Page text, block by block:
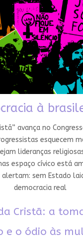
à
avança no
esquecem
lideranças
espaço cívico está
alertam: sem Estado
democracia real
Cristã: a
e o ódio às